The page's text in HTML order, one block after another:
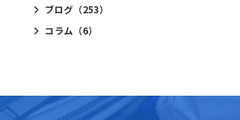
ブログ（253）
コラム （6）